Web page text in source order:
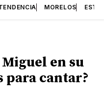
MORELOS
en su
para cantar?